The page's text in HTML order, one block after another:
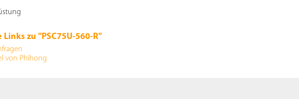
zu "PSC75U-560-R"
von Phihong